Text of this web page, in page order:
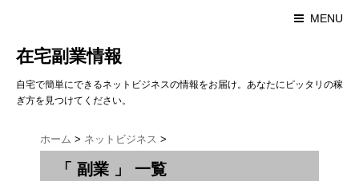
MENU
在宅副業情報
自宅で簡単にできるネットビジネスの情報をお届け。あなたにピッタリの稼
ぎ方を見つけてください。
ホーム > ネットビジネス >
「 副業 」 一覧